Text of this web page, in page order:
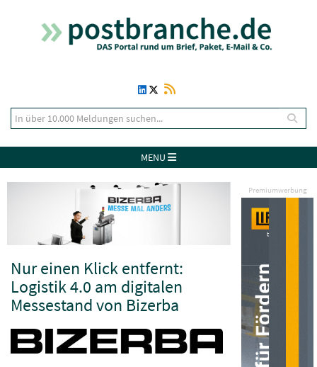
MENU
Premiumwerbung
Nur einen Klick entfernt:
Logistik 4.0 am digitalen
Messestand von Bizerba